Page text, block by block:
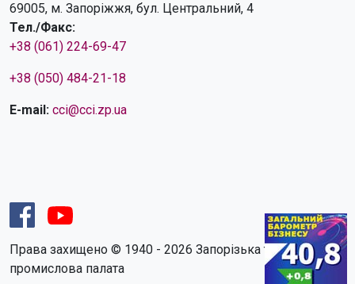
69005, м. Запоріжжя, бул. Центральний, 4
Тел./Факс:
+38 (061) 224-69-47
+38 (050) 484-21-18
E-mail: cci@cci.zp.ua
Права захищено © 1940 - 2026 Запорізька торгово-
промислова палата